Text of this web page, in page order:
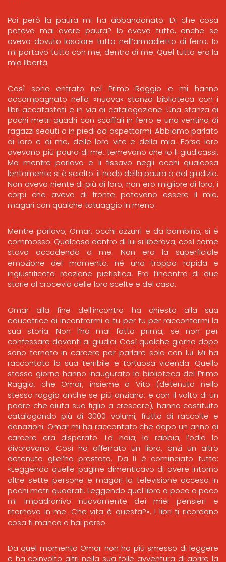
Poi però la paura mi ha abbandonato. Di che cosa
potevo mai avere paura? Io avevo tutto, anche se
avevo dovuto lasciare tutto nell’armadietto di ferro. Io
mi portavo tutto con me, dentro di me. Quel tutto era la
mia libertà.
Così sono entrato nel Primo Raggio e mi hanno
accompagnato nella «nuova» stanza-biblioteca con i
libri accatastati e in via di catalogazione. Una stanza di
pochi metri quadri con scaffali in ferro e una ventina di
ragazzi seduti o in piedi ad aspettarmi. Abbiamo parlato
di loro e di me, delle loro vite e della mia. Forse loro
avevano più paura di me, temevano che io li giudicassi.
Ma mentre parlavo e li fissavo negli occhi qualcosa
lentamente si è sciolto: il nodo della paura o del giudizio.
Non avevo niente di più di loro, non ero migliore di loro, i
corpi che avevo di fronte potevano essere il mio,
magari con qualche tatuaggio in meno.
Mentre parlavo, Omar, occhi azzurri e da bambino, si è
commosso. Qualcosa dentro di lui si liberava, così come
stava accadendo a me. Non era la superficiale
emozione del momento, né una troppo rapida e
ingiustificata reazione pietistica. Era l’incontro di due
storie al crocevia delle loro scelte e del caso.
Omar alla fine dell’incontro ha chiesto alla sua
educatrice di incontrarmi a tu per tu per raccontarmi la
sua storia. Non l’ha mai fatto prima, se non per
confessare davanti ai giudici. Così qualche giorno dopo
sono tornato in carcere per parlare solo con lui. Mi ha
raccontato la sua terribile e tortuosa vicenda. Quello
stesso giorno hanno inaugurato la biblioteca del Primo
Raggio, che Omar, insieme a Vito (detenuto nello
stesso raggio anche se più anziano, e con il volto di un
padre che aiuta suo figlio a crescere), hanno costituito
catalogando più di 3000 volumi, frutto di raccolte e
donazioni. Omar mi ha raccontato che dopo un anno di
carcere era disperato. La noia, la rabbia, l’odio lo
divoravano. Così ha afferrato un libro, anzi un altro
detenuto gliel’ha prestato. Da lì è cominciato tutto:
«Leggendo quelle pagine dimenticavo di avere intorno
altre sette persone e magari la televisione accesa in
pochi metri quadrati. Leggendo quel libro a poco a poco
mi impadronivo nuovamente dei miei pensieri e
ritornavo in me. Che vita è questa?». I libri ti ricordano
cosa ti manca o hai perso.
Da quel momento Omar non ha più smesso di leggere
e ha coinvolto altri nella sua folle avventura di aprire la